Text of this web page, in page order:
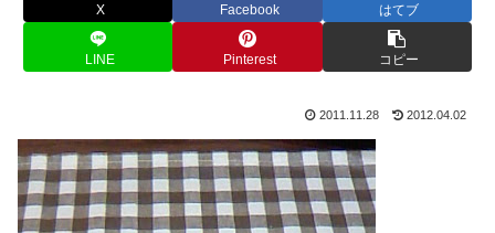
X Facebook はてブ
LINE Pinterest コピー
2011.11.28 2012.04.02